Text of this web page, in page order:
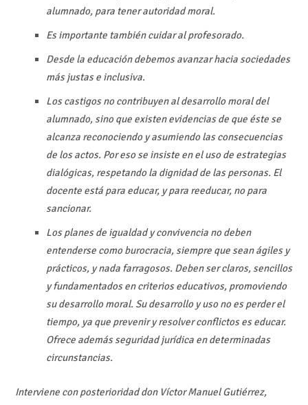
alumnado, para tener autoridad moral.
Es importante también cuidar al profesorado.
Desde la educación debemos avanzar hacia sociedades
más justas e inclusiva.
Los castigos no contribuyen al desarrollo moral del
alumnado, sino que existen evidencias de que éste se
alcanza reconociendo y asumiendo las consecuencias
de los actos. Por eso se insiste en el uso de estrategias
dialógicas, respetando la dignidad de las personas. El
docente está para educar, y para reeducar, no para
sancionar.
Los planes de igualdad y convivencia no deben
entenderse como burocracia, siempre que sean ágiles y
prácticos, y nada farragosos. Deben ser claros, sencillos
y fundamentados en criterios educativos, promoviendo
su desarrollo moral. Su desarrollo y uso no es perder el
tiempo, ya que prevenir y resolver conflictos es educar.
Ofrece además seguridad jurídica en determinadas
circunstancias.
Interviene con posterioridad don Víctor Manuel Gutiérrez,